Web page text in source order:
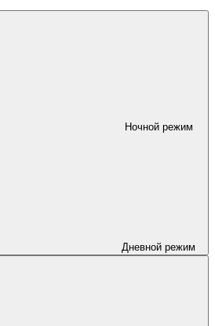
Ночной режим
Дневной режим